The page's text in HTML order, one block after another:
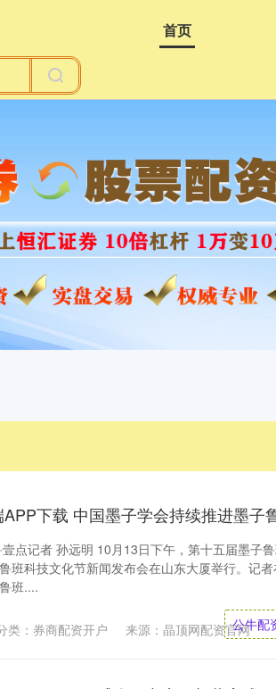
首页
壹点记者 孙远明 10月13日下午，第十五届墨子
班科技文化节新闻发布会在山东大厦举行。记者
班....
公牛配
来源：晶顶网配资官网
类： 券商配资开户